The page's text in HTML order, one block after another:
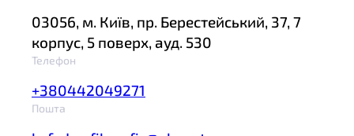
03056, м. Київ, пр. Берестейський, 37, 7
корпус, 5 поверх, ауд. 530
Телефон
+380442049271
Пошта